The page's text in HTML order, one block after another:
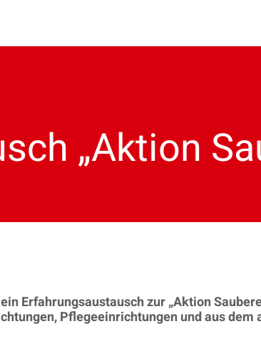
„Aktion
Erfahrungsaustausch zur „Aktion
Pflegeeinrichtungen und aus